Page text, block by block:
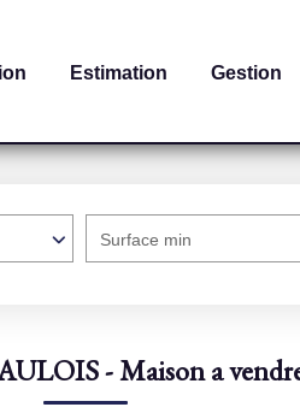
Estimation Gestion
Surface min
- Maison a